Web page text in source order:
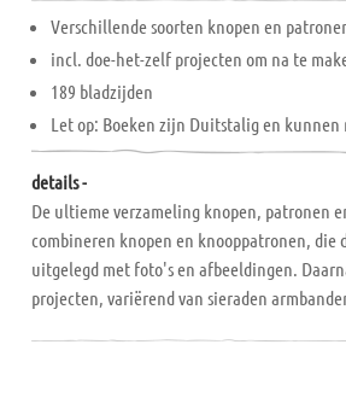
Verschillende soorten knopen en
incl. doe-het-zelf projecten om na te
189 bladzijden
Let op: Boeken zijn Duitstalig en
details -
De ultieme verzameling knopen, patronen
combineren knopen en knooppatronen, die
uitgelegd met foto's en afbeeldingen.
projecten, variërend van sieraden
Hardcover, 189 pagina's, 28,5 x 21,5 cm.